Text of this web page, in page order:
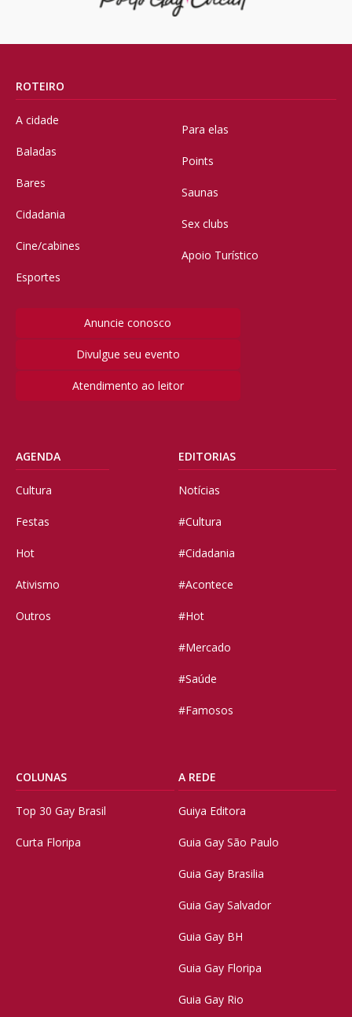
ROTEIRO
A cidade
Baladas
Bares
Cidadania
Cine/cabines
Esportes
Para elas
Points
Saunas
Sex clubs
Apoio Turístico
Anuncie conosco
Divulgue seu evento
Atendimento ao leitor
AGENDA
Cultura
Festas
Hot
Ativismo
Outros
EDITORIAS
Notícias
#Cultura
#Cidadania
#Acontece
#Hot
#Mercado
#Saúde
#Famosos
COLUNAS
Top 30 Gay Brasil
Curta Floripa
A REDE
Guiya Editora
Guia Gay São Paulo
Guia Gay Brasilia
Guia Gay Salvador
Guia Gay BH
Guia Gay Floripa
Guia Gay Rio